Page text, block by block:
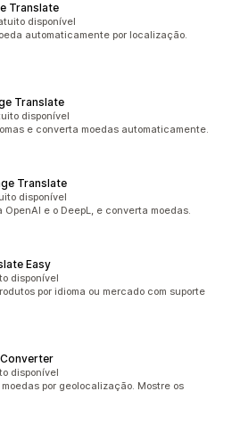
Translate
disponível
automaticamente por localização.
Translate
disponível
e converta moedas automaticamente.
Translate
disponível
OpenAI e o DeepL, e converta moedas.
Easy
disponível
por idioma ou mercado com suporte
disponível
por geolocalização. Mostre os